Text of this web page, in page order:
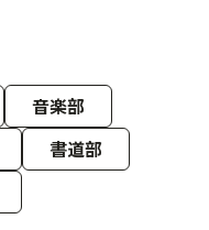
音楽部
書道部